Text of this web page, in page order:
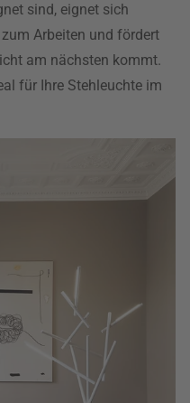
sind, eignet sich
Arbeiten und fördert
am nächsten kommt.
für Ihre Stehleuchte im